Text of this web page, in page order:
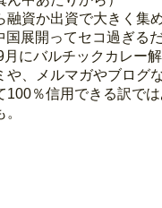
融資か出資で大きく集
国展開ってセコ過ぎるだ
にバルチックカレー解
や、メルマガやブログ
％信用できる訳では